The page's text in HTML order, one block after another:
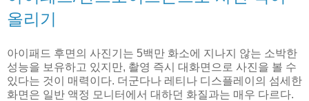
올리기
아이패드 후면의 사진기는 5백만 화소에 지나지 않는 소박한
성능을 보유하고 있지만, 촬영 즉시 대화면으로 사진을 볼 수
있다는 것이 매력이다. 더군다나 레티나 디스플레이의 섬세한
화면은 일반 액정 모니터에서 대하던 화질과는 매우 다르다.